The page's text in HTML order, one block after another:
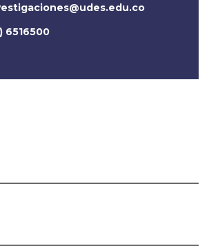
6516500